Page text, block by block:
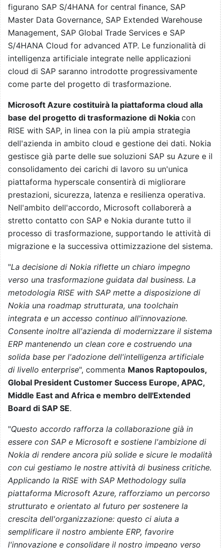
figurano SAP S/4HANA for central finance, SAP
Master Data Governance, SAP Extended Warehouse
Management, SAP Global Trade Services e SAP
S/4HANA Cloud for advanced ATP. Le funzionalità di
intelligenza artificiale integrate nelle applicazioni
cloud di SAP saranno introdotte progressivamente
come parte del progetto di trasformazione.
Microsoft Azure costituirà la piattaforma cloud alla
base del progetto di trasformazione di Nokia con
RISE with SAP, in linea con la più ampia strategia
dell'azienda in ambito cloud e gestione dei dati. Nokia
gestisce già parte delle sue soluzioni SAP su Azure e il
consolidamento dei carichi di lavoro su un'unica
piattaforma hyperscale consentirà di migliorare
prestazioni, sicurezza, latenza e resilienza operativa.
Nell'ambito dell'accordo, Microsoft collaborerà a
stretto contatto con SAP e Nokia durante tutto il
processo di trasformazione, supportando le attività di
migrazione e la successiva ottimizzazione del sistema.
"La decisione di Nokia riflette un chiaro impegno
verso una trasformazione guidata dal business. La
metodologia RISE with SAP mette a disposizione di
Nokia una roadmap strutturata, una toolchain
integrata e un accesso continuo all'innovazione.
Consente inoltre all'azienda di modernizzare il sistema
ERP mantenendo un clean core e costruendo una
solida base per l'adozione dell'intelligenza artificiale
di livello enterprise", commenta Manos Raptopoulos,
Global President Customer Success Europe, APAC,
Middle East and Africa e membro dell'Extended
Board di SAP SE.
"Questo accordo rafforza la collaborazione già in
essere con SAP e Microsoft e sostiene l'ambizione di
Nokia di rendere ancora più solide e sicure le modalità
con cui gestiamo le nostre attività di business critiche.
Applicando la RISE with SAP Methodology sulla
piattaforma Microsoft Azure, rafforziamo un percorso
strutturato e orientato al futuro per sostenere la
crescita dell'organizzazione: questo ci aiuta a
semplificare il nostro ambiente ERP, favorire
l'innovazione e consolidare il nostro impegno verso